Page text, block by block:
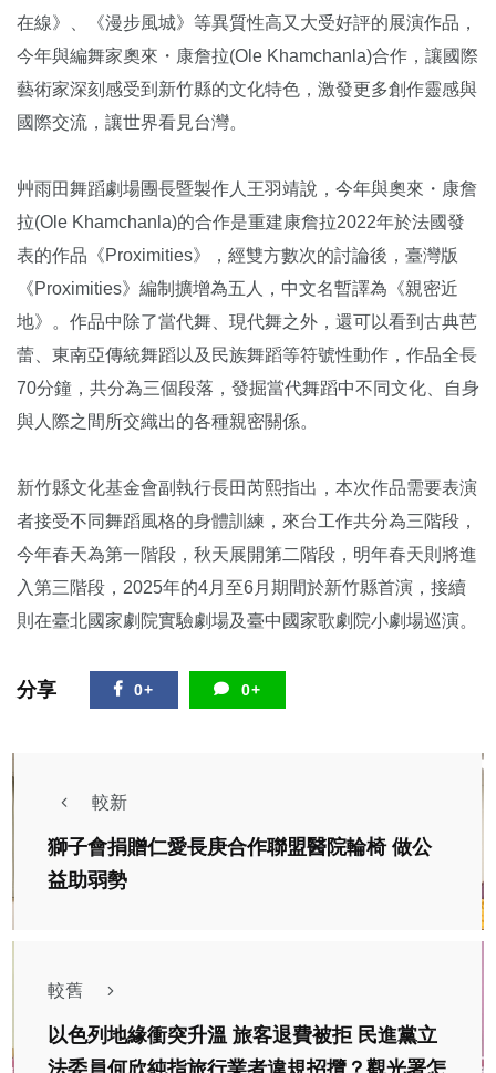
在線》、《漫步風城》等異質性高又大受好評的展演作品，
今年與編舞家奧來・康詹拉(Ole Khamchanla)合作，讓國際
藝術家深刻感受到新竹縣的文化特色，激發更多創作靈感與
國際交流，讓世界看見台灣。
艸雨田舞蹈劇場團長暨製作人王羽靖說，今年與奧來・康詹
拉(Ole Khamchanla)的合作是重建康詹拉2022年於法國發
表的作品《Proximities》，經雙方數次的討論後，臺灣版
《Proximities》編制擴增為五人，中文名暫譯為《親密近
地》。作品中除了當代舞、現代舞之外，還可以看到古典芭
蕾、東南亞傳統舞蹈以及民族舞蹈等符號性動作，作品全長
70分鐘，共分為三個段落，發掘當代舞蹈中不同文化、自身
與人際之間所交織出的各種親密關係。
新竹縣文化基金會副執行長田芮熙指出，本次作品需要表演
者接受不同舞蹈風格的身體訓練，來台工作共分為三階段，
今年春天為第一階段，秋天展開第二階段，明年春天則將進
入第三階段，2025年的4月至6月期間於新竹縣首演，接續
則在臺北國家劇院實驗劇場及臺中國家歌劇院小劇場巡演。
分享 0+ 0+
較新
獅子會捐贈仁愛長庚合作聯盟醫院輪椅 做公
益助弱勢
較舊
以色列地緣衝突升溫 旅客退費被拒 民進黨立
法委員何欣純指旅行業者違規招攬？觀光署怎